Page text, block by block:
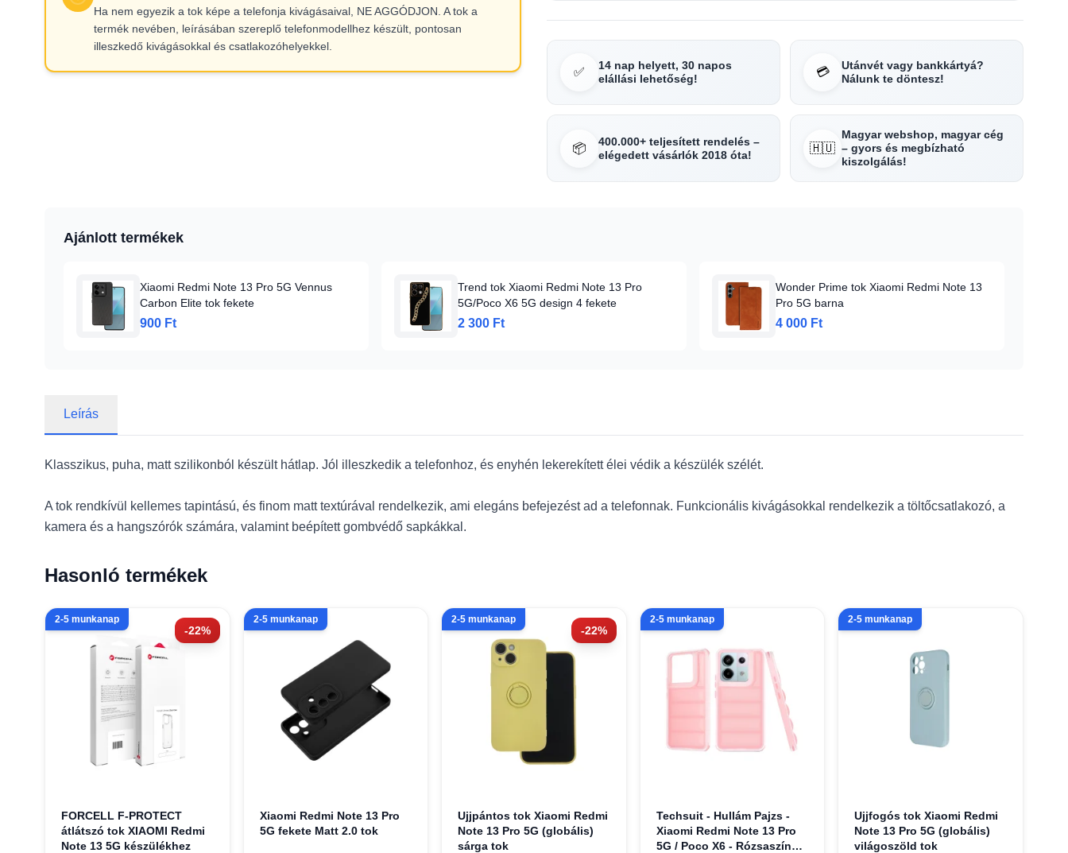
Ha nem egyezik a tok képe a telefonja kivágásaival, NE AGGÓDJON. A tok a
termék nevében, leírásában szereplő telefonmodellhez készült, pontosan
illeszkedő kivágásokkal és csatlakozóhelyekkel.
✅
14 nap helyett, 30 napos
elállási lehetőség!
💳
Utánvét vagy bankkártyá?
Nálunk te döntesz!
📦
400.000+ teljesített rendelés –
elégedett vásárlók 2018 óta!
🇭🇺
Magyar webshop, magyar cég
– gyors és megbízható
kiszolgálás!
Ajánlott termékek
Xiaomi Redmi Note 13 Pro 5G Vennus
Carbon Elite tok fekete
900 Ft
Trend tok Xiaomi Redmi Note 13 Pro
5G/Poco X6 5G design 4 fekete
2 300 Ft
Wonder Prime tok Xiaomi Redmi Note 13
Pro 5G barna
4 000 Ft
Leírás
Klasszikus, puha, matt szilikonból készült hátlap. Jól illeszkedik a telefonhoz, és enyhén lekerekített élei védik a készülék szélét.
A tok rendkívül kellemes tapintású, és finom matt textúrával rendelkezik, ami elegáns befejezést ad a telefonnak. Funkcionális kivágásokkal rendelkezik a töltőcsatlakozó, a
kamera és a hangszórók számára, valamint beépített gombvédő sapkákkal.
Hasonló termékek
-22%
2-5 munkanap
FORCELL F-PROTECT
átlátszó tok XIAOMI Redmi
Note 13 5G készülékhez
2-5 munkanap
Xiaomi Redmi Note 13 Pro
5G fekete Matt 2.0 tok
-22%
2-5 munkanap
Ujjpántos tok Xiaomi Redmi
Note 13 Pro 5G (globális)
sárga tok
2-5 munkanap
Techsuit - Hullám Pajzs -
Xiaomi Redmi Note 13 Pro
5G / Poco X6 - Rózsaszín
2-5 munkanap
Ujjfogós tok Xiaomi Redmi
Note 13 Pro 5G (globális)
világoszöld tok